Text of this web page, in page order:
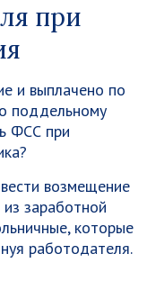
при
и выплачено по
поддельному
ФСС при
возмещение
заработной
которые
работодателя.